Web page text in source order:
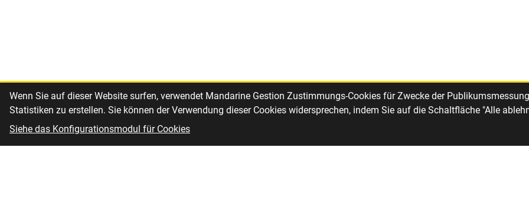
Wenn Sie auf dieser Website surfen, verwendet Mandarine Gestion Zustimmungs-Cookies für Zwecke der
Statistiken zu erstellen. Sie können der Verwendung dieser Cookies widersprechen, indem Sie auf die Schaltfläche "Alle
Siehe das Konfigurationsmodul für Cookies